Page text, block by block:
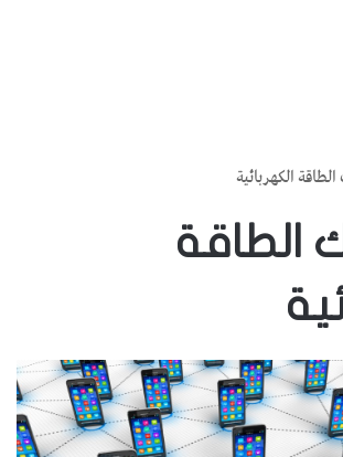
الكهربائية
الطاقة